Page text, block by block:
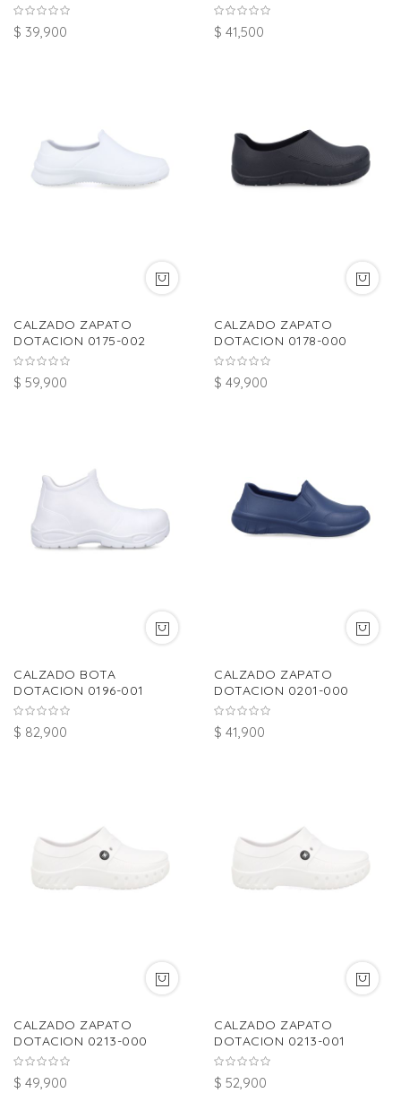
$ 39,900 $ 41,500
CALZADO ZAPATO
DOTACION 0175-002
$ 59,900
CALZADO ZAPATO
DOTACION 0178-000
$ 49,900
CALZADO BOTA
DOTACION 0196-001
$ 82,900
CALZADO ZAPATO
DOTACION 0201-000
$ 41,900
CALZADO ZAPATO
DOTACION 0213-000
$ 49,900
CALZADO ZAPATO
DOTACION 0213-001
$ 52,900